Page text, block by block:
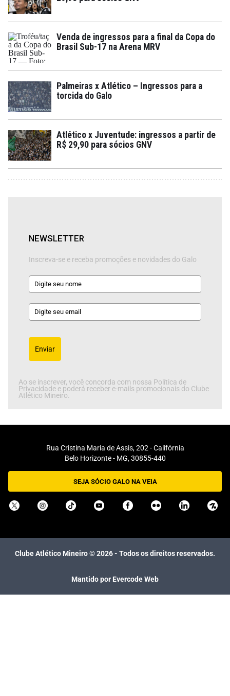
Venda de ingressos para a final da Copa do
Brasil Sub-17 na Arena MRV
Palmeiras x Atlético – Ingressos para a
torcida do Galo
Atlético x Juventude: ingressos a partir de
R$ 29,90 para sócios GNV
NEWSLETTER
Inscreva-se e receba promoções e novidades do Galo
Enviar
Ao se inscrever, você concorda com nossa Política de
Privacidade e poderá receber e-mails promocionais do Clube
Atlético Mineiro.
Rua Cristina Maria de Assis, 202 - Califórnia
Belo Horizonte - MG, 30855-440
SEJA SÓCIO GALO NA VEIA
Clube Atlético Mineiro ©2026- Todos os direitos reservados.
Mantido por Evercode Web